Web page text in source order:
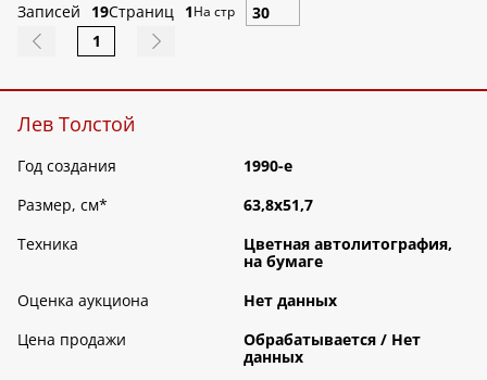
Записей 19Страниц 1На стр
1
Лев Толстой
Год создания
1990-е
Размер, см*
63,8х51,7
Техника
Цветная автолитография,
на бумаге
Оценка аукциона
Нет данных
Цена продажи
Обрабатываетcя / Нет
данных